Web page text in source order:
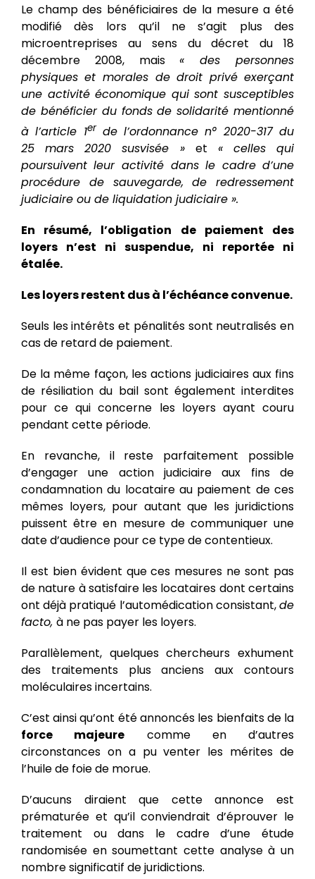
Le champ des bénéficiaires de la mesure a été
modifié dès lors qu’il ne s’agit plus des
microentreprises au sens du décret du 18
décembre 2008, mais« des personnes
physiques et morales de droit privé exerçant
une activité économique qui sont susceptibles
de bénéficier du fonds de solidarité mentionné
à l’article 1erde l’ordonnance n° 2020-317 du
25 mars 2020 susvisée » et « celles qui
poursuivent leur activité dans le cadre d’une
procédure de sauvegarde, de redressement
judiciaire ou de liquidation judiciaire ».
En résumé, l’obligation de paiement des
loyers n’est ni suspendue, ni reportée ni
étalée.
Les loyers restent dus à l’échéance convenue.
Seuls les intérêts et pénalités sont neutralisés en
cas de retard de paiement.
De la même façon, les actions judiciaires aux fins
de résiliation du bail sont également interdites
pour ce qui concerne les loyers ayant couru
pendant cette période.
En revanche, il reste parfaitement possible
d’engager une action judiciaire aux fins de
condamnation du locataire au paiement de ces
mêmes loyers, pour autant que les juridictions
puissent être en mesure de communiquer une
date d’audience pour ce type de contentieux.
Il est bien évident que ces mesures ne sont pas
de nature à satisfaire les locataires dont certains
ont déjà pratiqué l’automédication consistant,de
facto, à ne pas payer les loyers.
Parallèlement, quelques chercheurs exhument
des traitements plus anciens aux contours
moléculaires incertains.
C’est ainsi qu’ont été annoncés les bienfaits de la
force majeure comme en d’autres
circonstances on a pu venter les mérites de
l’huile de foie de morue.
D’aucuns diraient que cette annonce est
prématurée et qu’il conviendrait d’éprouver le
traitement ou dans le cadre d’une étude
randomisée en soumettant cette analyse à un
nombre significatif de juridictions.